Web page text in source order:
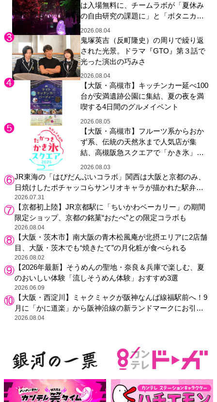
は入場無料に、チームラボが「夏休み
の自由研究の課題に」と「ボタニカル
ガーデン 大阪」へ招待
2026.08.04
鬼塚英吉（反町隆史）の周りで繰り返
された光景。ドラマ『GTO』第３話で
光った演出の巧みさ
2026.08.04
【大阪・高槻市】キッチンカー延べ100
台が安満遺跡公園に集結、夏の夜を満
喫する4日間のグルメイベント
2026.08.05
【大阪・高槻市】フルーツ系からおか
ず系、伝統の天然氷まで人気店が集
結、高槻阪急スクエアで「かき氷」祭
り
2026.08.03
JR東海の「はぴだんぶいコラボ」関西は大阪と京都のみ、
日焼けしたポチャッコらサンリオキャラが描かれた駅弁や
グッズが登場
2026.07.31
【京都初上陸】JR京都駅に「ちいかわベーカリー」の期間
限定ショップ、京都の銘菓“おたべ”との限定コラボも
2026.08.04
【大阪・茨木市】南大阪の青木松風庵が北摂エリアに2店舗
目、大阪・茨木でも“焼きたて”の月化粧が食べられる
2026.08.02
【2026年最新】そうめんの聖地・奈良＆兵庫で楽しむ、夏
のおいしい体験「流しそうめん体験」おすすめ3選
2026.06.09
【大阪・西淀川】ミャクミャクが阪神なんば線福駅前へ！9
月に「かに道楽」から阪神沿線の新ランドマークにお引っ
越し
2026.08.04